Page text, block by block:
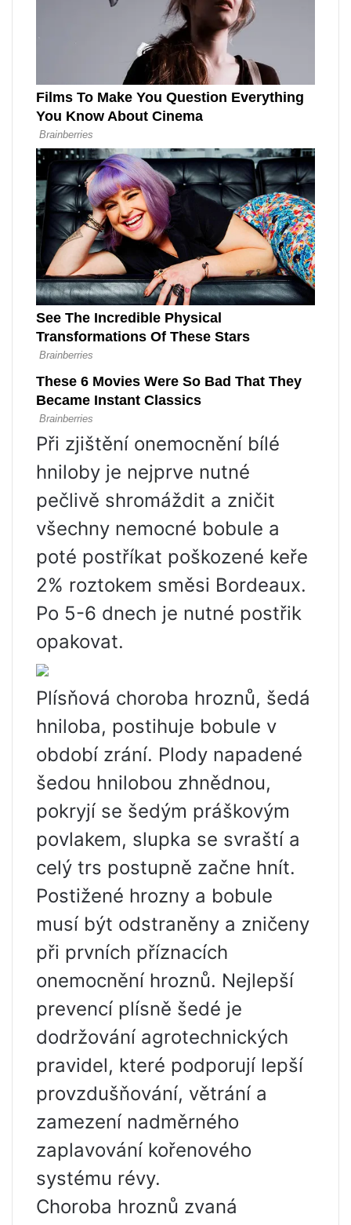
Při zjištění onemocnění bílé
hniloby je nejprve nutné
pečlivě shromáždit a zničit
všechny nemocné bobule a
poté postříkat poškozené keře
2% roztokem směsi Bordeaux.
Po 5-6 dnech je nutné postřik
opakovat.
Plísňová choroba hroznů, šedá
hniloba, postihuje bobule v
období zrání. Plody napadené
šedou hnilobou zhnědnou,
pokryjí se šedým práškovým
povlakem, slupka se svraští a
celý trs postupně začne hnít.
Postižené hrozny a bobule
musí být odstraněny a zničeny
při prvních příznacích
onemocnění hroznů. Nejlepší
prevencí plísně šedé je
dodržování agrotechnických
pravidel, které podporují lepší
provzdušňování, větrání a
zamezení nadměrného
zaplavování kořenového
systému révy.
Choroba hroznů zvaná